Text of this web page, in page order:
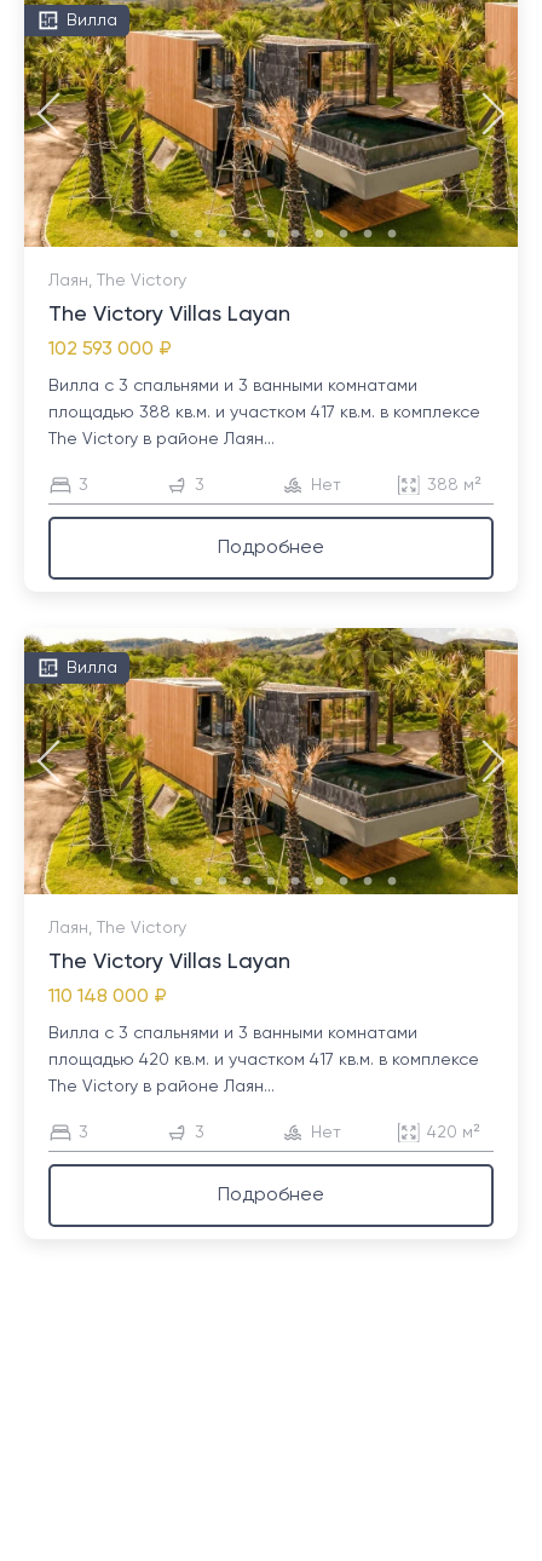
Вилла
Лаян, The Victory
The Victory Villas Layan
102 593 000 ₽
Вилла с 3 спальнями и 3 ванными комнатами
площадью 388 кв.м. и участком 417 кв.м. в комплексе
The Victory в районе Лаян...
3 3 Нет 388 м²
Подробнее
Вилла
Лаян, The Victory
The Victory Villas Layan
110 148 000 ₽
Вилла с 3 спальнями и 3 ванными комнатами
площадью 420 кв.м. и участком 417 кв.м. в комплексе
The Victory в районе Лаян...
3 3 Нет 420 м²
Подробнее